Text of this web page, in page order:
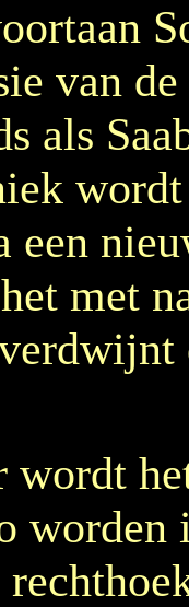
van
als
een
met
wordt
worden